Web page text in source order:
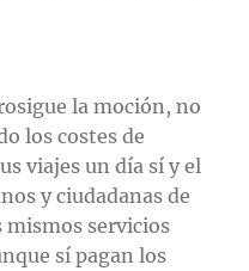
la moción, no
los costes de
viajes un día sí y el
y ciudadanas de
servicios
sí pagan los